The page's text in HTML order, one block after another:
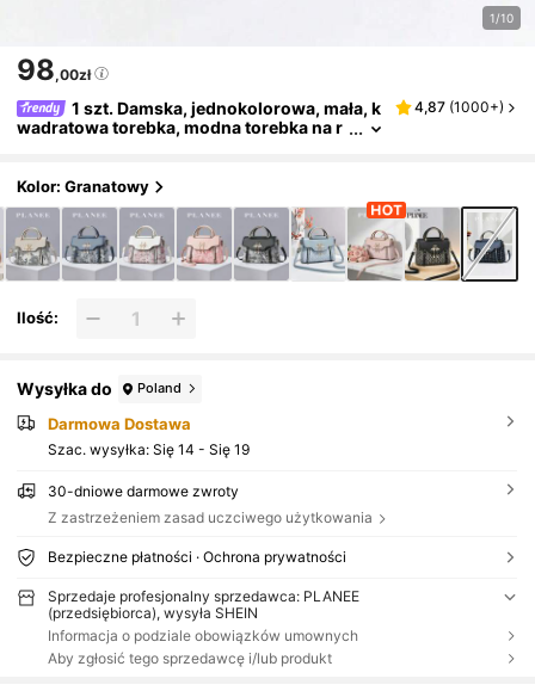
1/10
98,00zł
1 szt. Damska, jednokolorowa, mała, k
wadratowa torebka, modna torebka na r
4,87 (1000+)
Kolor: Granatowy
Ilość:
Wysyłka do Poland
Darmowa Dostawa
Szac. wysyłka: Się 14 - Się 19
30-dniowe darmowe zwroty
Z zastrzeżeniem zasad uczciwego użytkowania
Bezpieczne płatności · Ochrona prywatności
Sprzedaje profesjonalny sprzedawca: PLANEE
(przedsiębiorca), wysyła SHEIN
Informacja o podziale obowiązków umownych
Aby zgłosić tego sprzedawcę i/lub produkt